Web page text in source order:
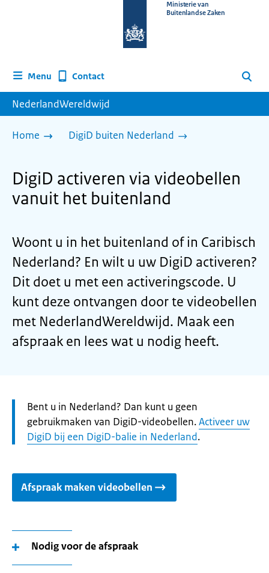
homepage
Ministerie van
Buitenlandse Zaken
Menu Contact Zoeken
NederlandWereldwijd
Home DigiD buiten Nederland
DigiD activeren via videobellen
vanuit het buitenland
Woont u in het buitenland of in Caribisch
Nederland? En wilt u uw DigiD activeren?
Dit doet u met een activeringscode. U
kunt deze ontvangen door te videobellen
met NederlandWereldwijd. Maak een
afspraak en lees wat u nodig heeft.
Let
op:
Bent u in Nederland? Dan kunt u geen
gebruikmaken van DigiD-videobellen.Activeer uw
DigiD bij een DigiD-balie in Nederland.
Afspraak maken videobellen
Nodig voor de afspraak